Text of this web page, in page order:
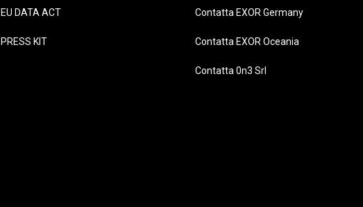
EU DATA ACT
PRESS KIT
Contatta EXOR Germany
Contatta EXOR Oceania
Contatta 0n3 Srl